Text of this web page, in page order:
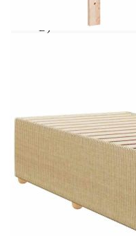
Размери: 200
Цвят: Бяло и
Материал:
Материал за
Твърдост:
Размери: 80 x